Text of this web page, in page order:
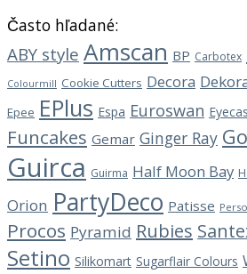
Často hľadané:
ABY style Amscan BP Carbotex
Colourmill Cookie Cutters Decora
Epee EPlus Espa Euroswan
Funcakes Gemar Ginger Ray
Guirca Guirma Half Moon Bay
Orion PartyDeco Patisse
Procos Pyramid Rubies
Setino Silikomart Sugarflair Colours